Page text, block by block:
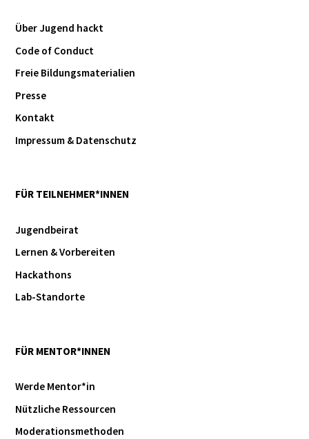
Über Jugend hackt
Code of Conduct
Freie Bildungsmaterialien
Presse
Kontakt
Impressum & Datenschutz
FÜR TEILNEHMER*INNEN
Jugendbeirat
Lernen & Vorbereiten
Hackathons
Lab-Standorte
FÜR MENTOR*INNEN
Werde Mentor*in
Nützliche Ressourcen
Moderationsmethoden